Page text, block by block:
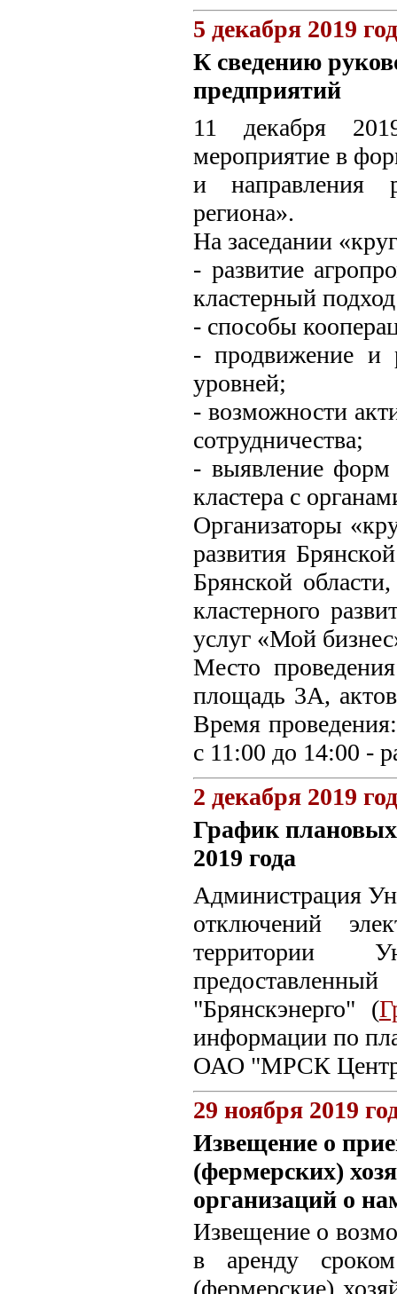
5 декабря 2019
К сведению
предприятий
11 декабря 2019
мероприятие в
и направления
региона».
На заседании
- развитие
кластерный подход
- способы
- продвижение и
уровней;
- возможности
сотрудничества;
- выявление форм
кластера с
Организаторы
развития
Брянской
кластерного
услуг «Мой
Место
площадь 3А,
Время
с 11:00 до 14:00 -
2 декабря 2019
График плановых
2019 года
Администрация
отключений
территории
"Брянскэнерго" (
информации по
ОАО "МРСК
29 ноября 2019
Извещение о
(фермерских)
организаций о
Извещение о
в аренду
(фермерские)